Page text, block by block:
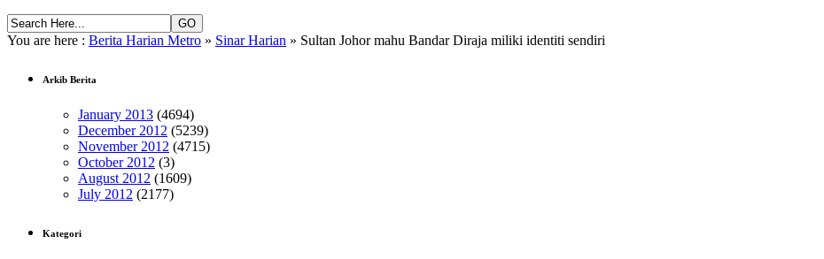
You are here : Berita Harian Metro » Sinar Harian » Sultan Johor mahu Bandar Diraja miliki identiti sendiri
Arkib Berita
January 2013 (4694)
December 2012 (5239)
November 2012 (4715)
October 2012 (3)
August 2012 (1609)
July 2012 (2177)
Kategori